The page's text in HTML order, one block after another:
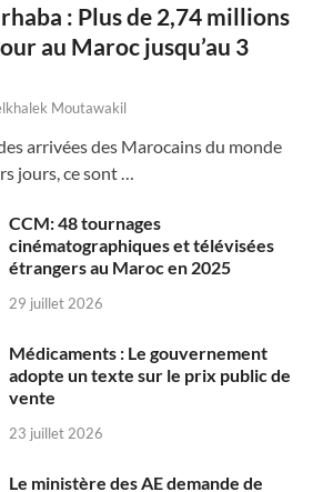
: Plus de 2,74 millions
au Maroc jusqu’au 3
Moutawakil
arrivées des Marocains du monde
jours, ce sont …
CCM: 48 tournages
cinématographiques et télévisées
étrangers au Maroc en 2025
29 juillet 2026
Médicaments : Le gouvernement
adopte un texte sur le prix public de
vente
23 juillet 2026
Le ministère des AE demande de